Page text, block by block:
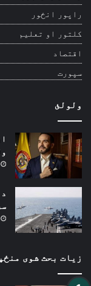
راپور انځور
کلتور او تعلیم
اقتصاد
سپورت
ولولئ
زیات بحث شوی